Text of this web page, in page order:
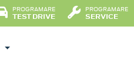
PROGRAMARE
TEST DRIVE
PROGRAMARE
SERVICE